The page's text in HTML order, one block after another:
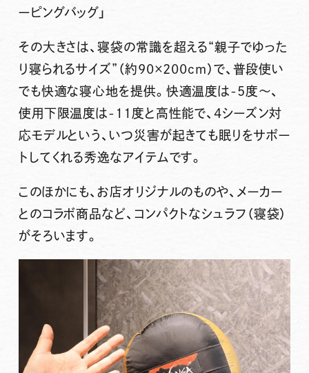
ーピングバッグ」
その大きさは、寝袋の常識を超える“親子でゆった
り寝られるサイズ”（約90×200cm）で、普段使い
でも快適な寝心地を提供。快適温度は-5度～、
使用下限温度は-11度と高性能で、4シーズン対
応モデルという、いつ災害が起きても眠りをサポー
トしてくれる秀逸なアイテムです。
このほかにも、お店オリジナルのものや、メーカー
とのコラボ商品など、コンパクトなシュラフ（寝袋）
がそろいます。